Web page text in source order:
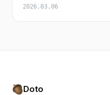
2026.03.06
Doto